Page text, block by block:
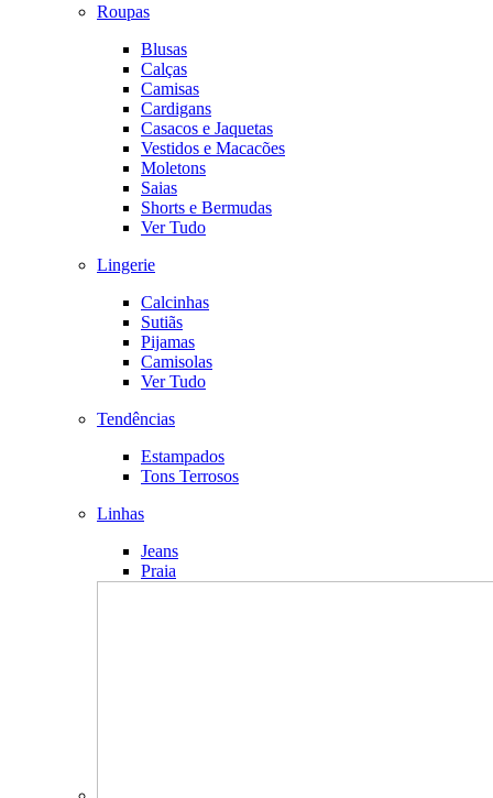
Roupas
Blusas
Calças
Camisas
Cardigans
Casacos e Jaquetas
Vestidos e Macacões
Moletons
Saias
Shorts e Bermudas
Ver Tudo
Lingerie
Calcinhas
Sutiãs
Pijamas
Camisolas
Ver Tudo
Tendências
Estampados
Tons Terrosos
Linhas
Jeans
Praia